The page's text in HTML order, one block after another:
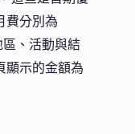
費分別為
區、活動與結
顯示的金額為